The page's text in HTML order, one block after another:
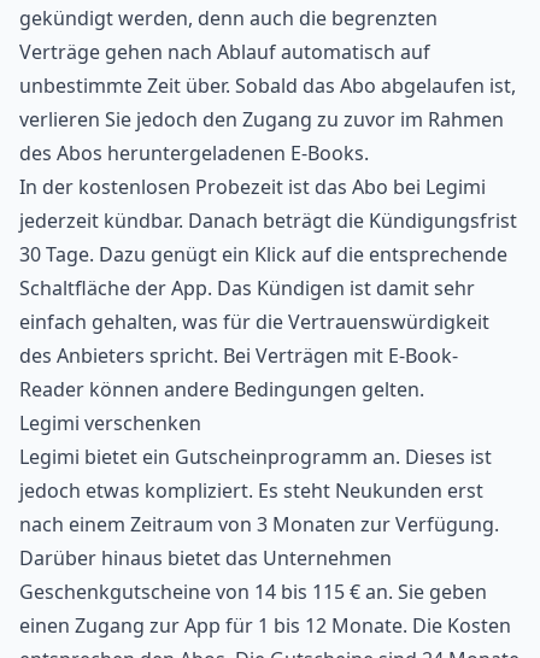
gekündigt werden, denn auch die begrenzten
Verträge gehen nach Ablauf automatisch auf
unbestimmte Zeit über. Sobald das Abo abgelaufen ist,
verlieren Sie jedoch den Zugang zu zuvor im Rahmen
des Abos heruntergeladenen E-Books.
In der kostenlosen Probezeit ist das Abo bei Legimi
jederzeit kündbar. Danach beträgt die Kündigungsfrist
30 Tage. Dazu genügt ein Klick auf die entsprechende
Schaltfläche der App. Das Kündigen ist damit sehr
einfach gehalten, was für die Vertrauenswürdigkeit
des Anbieters spricht. Bei Verträgen mit E-Book-
Reader können andere Bedingungen gelten.
Legimi verschenken
Legimi bietet ein Gutscheinprogramm an. Dieses ist
jedoch etwas kompliziert. Es steht Neukunden erst
nach einem Zeitraum von 3 Monaten zur Verfügung.
Darüber hinaus bietet das Unternehmen
Geschenkgutscheine von 14 bis 115 € an. Sie geben
einen Zugang zur App für 1 bis 12 Monate. Die Kosten